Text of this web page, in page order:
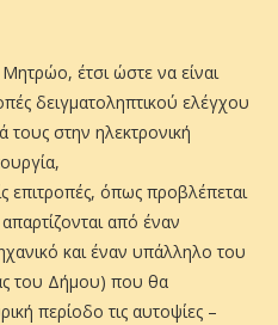
έτσι ώστε να είναι
δειγματοληπτικού ελέγχου
τους στην ηλεκτρονική
επιτροπές, όπως προβλέπεται
από έναν
και έναν υπάλληλο του
του Δήμου) που θα
περίοδο τις αυτοψίες –